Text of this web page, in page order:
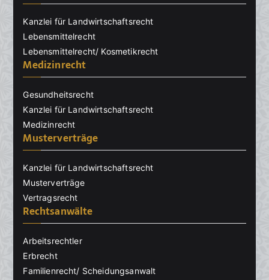
Kanzlei für Landwirtschaftsrecht
Lebensmittelrecht
Lebensmittelrecht/ Kosmetikrecht
Medizinrecht
Gesundheitsrecht
Kanzlei für Landwirtschaftsrecht
Medizinrecht
Musterverträge
Kanzlei für Landwirtschaftsrecht
Musterverträge
Vertragsrecht
Rechtsanwälte
Arbeitsrechtler
Erbrecht
Familienrecht/ Scheidungsanwalt